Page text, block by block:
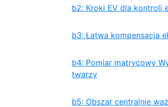
b2: Kroki EV dla kontroli
b3: Łatwa kompensacja
b4: Pomiar matrycowy
twarzy
b5: Obszar centralnie